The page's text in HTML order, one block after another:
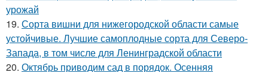
урожай
19. Сорта вишни для нижегородской области самые
устойчивые. Лучшие самоплодные сорта для Северо-
Запада, в том числе для Ленинградской области
20. Октябрь приводим сад в порядок. Осенняя